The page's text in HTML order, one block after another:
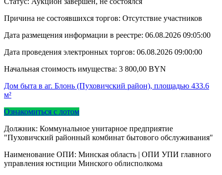
Причина не состоявшихся торгов: Отсутствие участников
Дата размещения информации в реестре: 06.08.2026 09:05:00
Дата проведения электронных торгов: 06.08.2026 09:00:00
Начальная стоимость имущества: 3 800,00 BYN
Дом быта в аг. Блонь (Пуховичский район), площадью 433.6
м²
Ознакомиться с лотом
Должник: Коммунальное унитарное предприятие
"Пуховичский районный комбинат бытового обслуживания"
Наименование ОПИ: Минская область | ОПИ УПИ главного
управления юстиции Минского облисполкома